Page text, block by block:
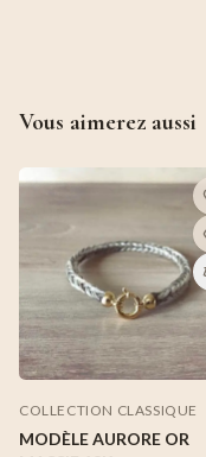
Vous aimerez aussi
COLLECTION CLASSIQUE
MODÈLE AURORE OR